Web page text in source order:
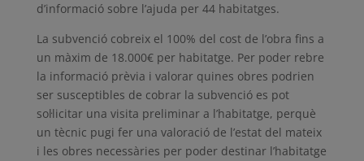
d’informació sobre l’ajuda per 44 habitatges.
La subvenció cobreix el 100% del cost de l’obra fins a
un màxim de 18.000€ per habitatge. Per poder rebre
la informació prèvia i valorar quines obres podrien
ser susceptibles de cobrar la subvenció es pot
sol·licitar una visita preliminar a l’habitatge, perquè
un tècnic pugi fer una valoració de l’estat del mateix
i les obres necessàries per poder destinar l’habitatge